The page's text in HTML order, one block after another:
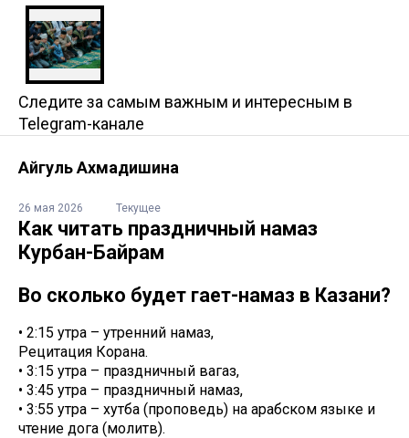
Следите за самым важным и интересным в
Telegram-канале
Айгуль Ахмадишина
26 мая 2026 Текущее
Как читать праздничный намаз
Курбан-Байрам
Во сколько будет гает-намаз в Казани?
• 2:15 утра – утренний намаз,
Рецитация Корана.
• 3:15 утра – праздничный вагаз,
• 3:45 утра – праздничный намаз,
• 3:55 утра – хутба (проповедь) на арабском языке и
чтение дога (молитв).